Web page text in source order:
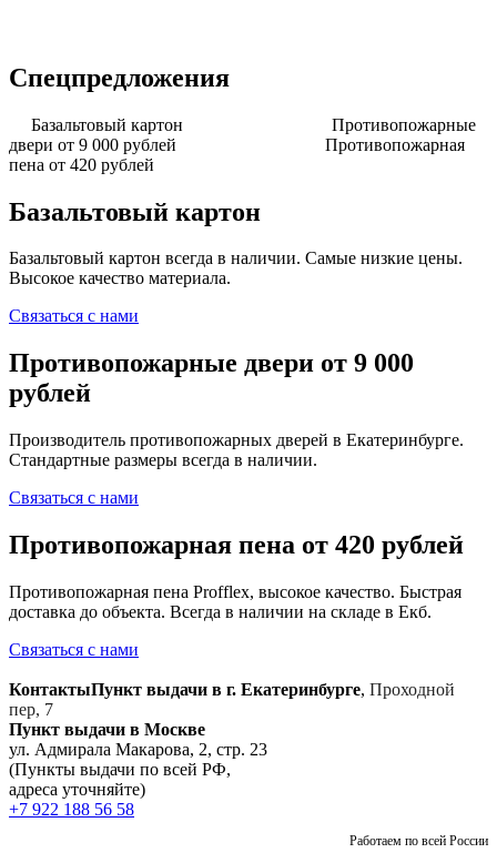
Спецпредложения
Базальтовый картон
Противопожарные
двери от 9 000 рублей
Противопожарная
пена от 420 рублей
Базальтовый картон
Базальтовый картон всегда в наличии. Самые низкие цены.
Высокое качество материала.
Связаться с нами
Противопожарные двери от 9 000
рублей
Производитель противопожарных дверей в Екатеринбурге.
Стандартные размеры всегда в наличии.
Связаться с нами
Противопожарная пена от 420 рублей
Противопожарная пена Profflex, высокое качество. Быстрая
доставка до объекта. Всегда в наличии на складе в Екб.
Связаться с нами
КонтактыПункт выдачи в г. Екатеринбурге, Проходной
пер, 7
Пункт выдачи в Москве
ул. Адмирала Макарова, 2, стр. 23
(Пункты выдачи по всей РФ,
адреса уточняйте)
+7 922 188 56 58
Работаем по всей России